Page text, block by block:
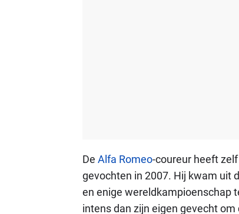
De Alfa Romeo-coureur heeft
gevochten in 2007. Hij kwam uit
en enige wereldkampioenschap
intens dan zijn eigen gevecht